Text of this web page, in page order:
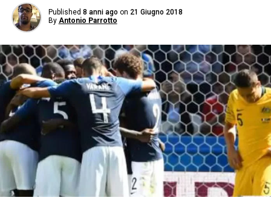
Published 8 anni ago on 21 Giugno 2018
By Antonio Parrotto